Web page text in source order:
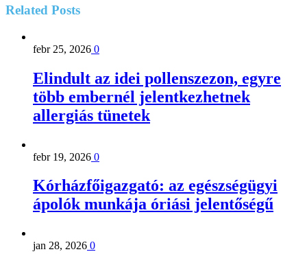
Related Posts
febr 25, 2026 0
Elindult az idei pollenszezon, egyre
több embernél jelentkezhetnek
allergiás tünetek
febr 19, 2026 0
Kórházfőigazgató: az egészségügyi
ápolók munkája óriási jelentőségű
jan 28, 2026 0